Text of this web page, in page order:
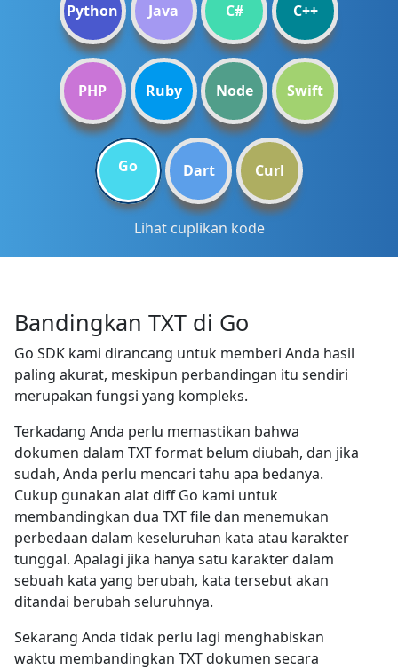
Python Java C# C++
PHP Ruby Node Swift
Go Dart Curl
Lihat cuplikan kode
Bandingkan TXT di Go
Go SDK kami dirancang untuk memberi Anda hasil
paling akurat, meskipun perbandingan itu sendiri
merupakan fungsi yang kompleks.
Terkadang Anda perlu memastikan bahwa
dokumen dalam TXT format belum diubah, dan jika
sudah, Anda perlu mencari tahu apa bedanya.
Cukup gunakan alat diff Go kami untuk
membandingkan dua TXT file dan menemukan
perbedaan dalam keseluruhan kata atau karakter
tunggal. Apalagi jika hanya satu karakter dalam
sebuah kata yang berubah, kata tersebut akan
ditandai berubah seluruhnya.
Sekarang Anda tidak perlu lagi menghabiskan
waktu membandingkan TXT dokumen secara